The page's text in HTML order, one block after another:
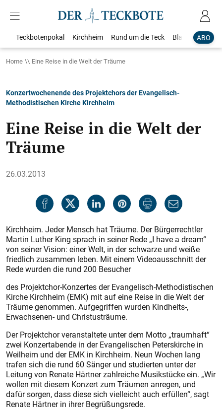
ABO
Teckbotenpokal Kirchheim Rund um die Teck Blaulicht
Home Eine Reise in die Welt der Träume
Konzertwochenende des Projektchors der Evangelisch-
Methodistischen Kirche Kirchheim
Eine Reise in die Welt der
Träume
26.03.2013
Kirchheim. Jeder Mensch hat Träume. Der Bürgerrechtler
Martin Luther King sprach in seiner Rede „I have a dream“
von seiner Vision: einer Welt, in der schwarze und weiße
friedlich zusammen leben. Mit einem Videoausschnitt der
Rede wurden die rund 200 Besucher
des Projektchor-Konzertes der Evangelisch-Methodistischen
Kirche Kirchheim (EMK) mit auf eine Reise in die Welt der
Träume genommen. Aufgegriffen wurden Kindheits-,
Erwachsenen- und Christusträume.
Der Projektchor veranstaltete unter dem Motto „traumhaft“
zwei Konzertabende in der Evangelischen Peterskirche in
Weilheim und der EMK in Kirchheim. Neun Wochen lang
trafen sich die rund 60 Sänger und studierten unter der
Leitung von Renate Härtner zahlreiche Musikstücke ein. „Wir
wollen mit diesem Konzert zum Träumen anregen, und
dafür sorgen, dass diese sich vielleicht auch erfüllen“, sagt
Renate Härtner in ihrer Begrüßungsrede.